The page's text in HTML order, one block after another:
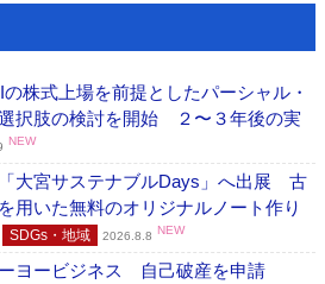
株式上場を前提としたパーシャル・
択肢の検討を開始 ２〜３年後の実
NEW
大宮サステナブルDays」へ出展 古
用いた無料のオリジナルノート作り
SDGs・地域 2026.8.8 NEW
ヨービジネス 自己破産を申請